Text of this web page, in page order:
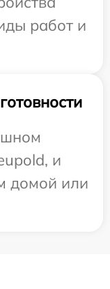
работ и
и
домой или